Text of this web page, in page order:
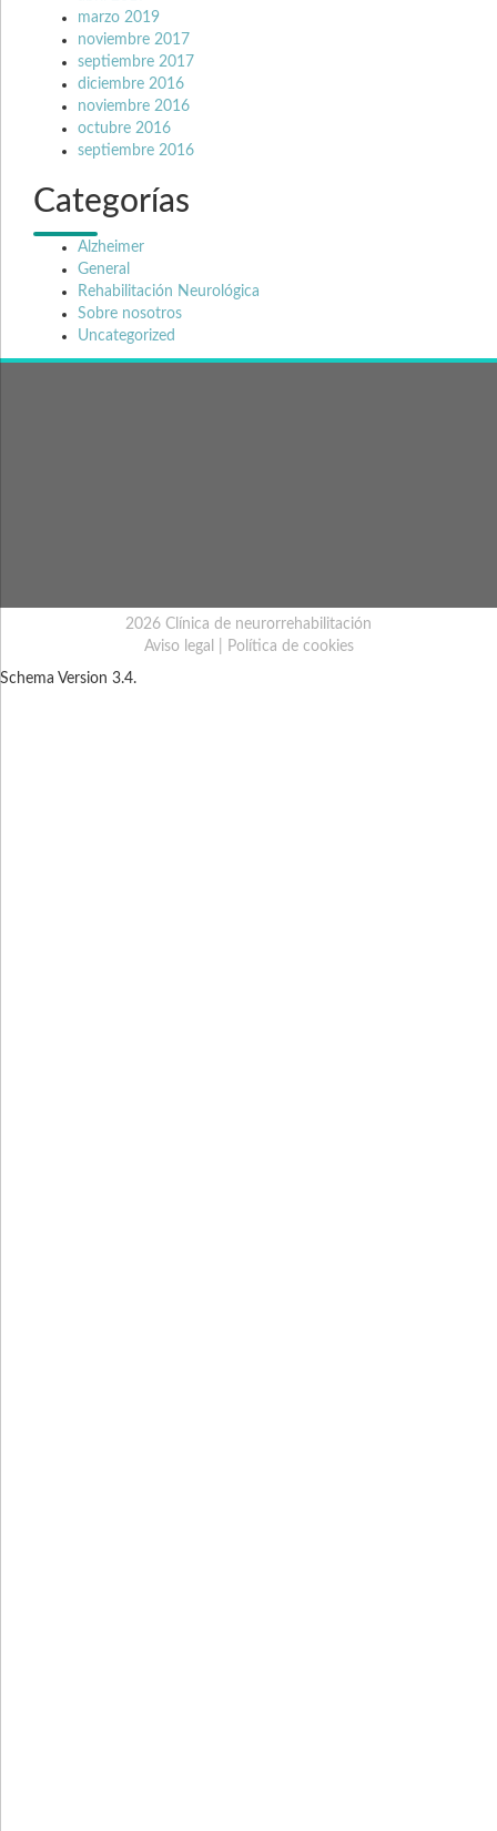
marzo 2019
noviembre 2017
septiembre 2017
diciembre 2016
noviembre 2016
octubre 2016
septiembre 2016
Categorías
Alzheimer
General
Rehabilitación Neurológica
Sobre nosotros
Uncategorized
2026 Clínica de neurorrehabilitación
Aviso legal
Política de cookies
Schema Version 3.4.